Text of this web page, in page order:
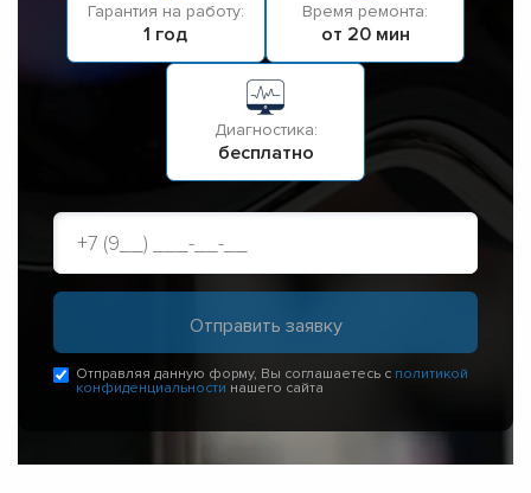
Гарантия на работу:
1 год
Время ремонта:
от 20 мин
Диагностика:
бесплатно
Отправляя данную форму, Вы соглашаетесь с политикой
конфиденциальности нашего сайта